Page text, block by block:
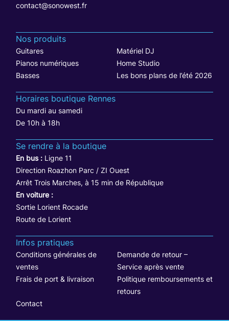
contact@sonowest.fr
Nos produits
Guitares
Matériel DJ
Pianos numériques
Home Studio
Basses
Les bons plans de l’été 2026
Horaires boutique Rennes
Du mardi au samedi
De 10h à 18h
Se rendre à la boutique
En bus : Ligne 11
Direction Roazhon Parc / ZI Ouest
Arrêt Trois Marches, à 15 min de République
En voiture :
Sortie Lorient Rocade
Route de Lorient
Infos pratiques
Conditions générales de
ventes
Demande de retour –
Service après vente
Frais de port & livraison
Politique remboursements et
retours
Contact